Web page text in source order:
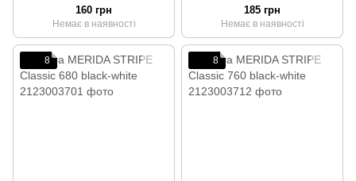
160 грн
Немає в наявності
185 грн
Немає в наявності
8 8